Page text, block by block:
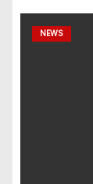
NEWS